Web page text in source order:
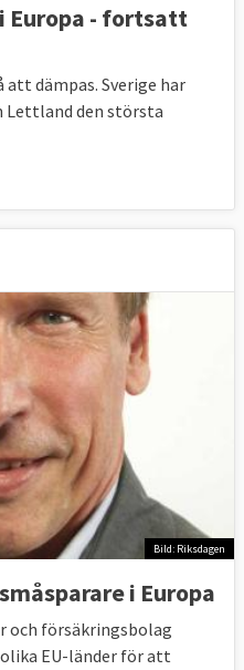
Europa - fortsatt
dämpas. Sverige har
Lettland den största
Bild: Riksdagen
i Europa
och försäkringsbolag
EU-länder för att